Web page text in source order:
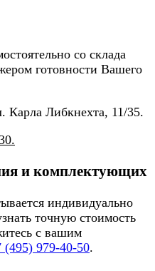
со склада
готовности Вашего
Карла Либкнехта, 11/35.
и комплектующих
индивидуально
точную стоимость
с вашим
(495) 979-40-50.